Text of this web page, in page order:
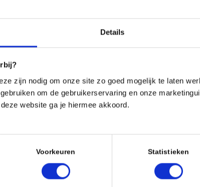
Details
zijn nodig om onze site zo goed mogelijk te laten
om de gebruikerservaring en onze
website ga je hiermee akkoord.
Voorkeuren Statistieken